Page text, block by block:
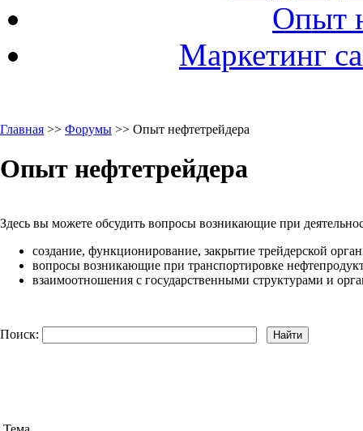
Опыт
Маркетинг
Главная >> Форумы >> Опыт нефтетрейдера
Опыт нефтетрейдера
Здесь вы можете обсудить вопросы возникающие при
создание, функционирование, закрытие трейдерской
вопросы возникающие при транспортировке
взаимоотношения с государственными структурами и
Поиск: